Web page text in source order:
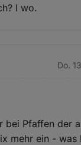
I wo.
Do.
bei Pfaffen der
mehr ein - was